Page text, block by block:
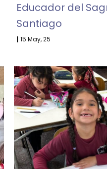
Educador del
Santiago
| 15 May, 25